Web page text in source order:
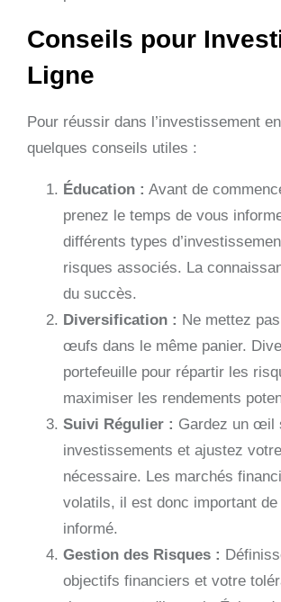
Conseils pour
Ligne
Pour réussir dans l’investissement
quelques conseils utiles :
Éducation : Avant de
prenez le temps de vous
différents types
risques associés. La
du succès.
Diversification : Ne mettez
œufs dans le même panier.
portefeuille pour répartir les
maximiser les rendements
Suivi Régulier : Gardez un œil
investissements et ajustez
nécessaire. Les marchés
volatils, il est donc important
informé.
Gestion des Risques :
objectifs financiers et votre